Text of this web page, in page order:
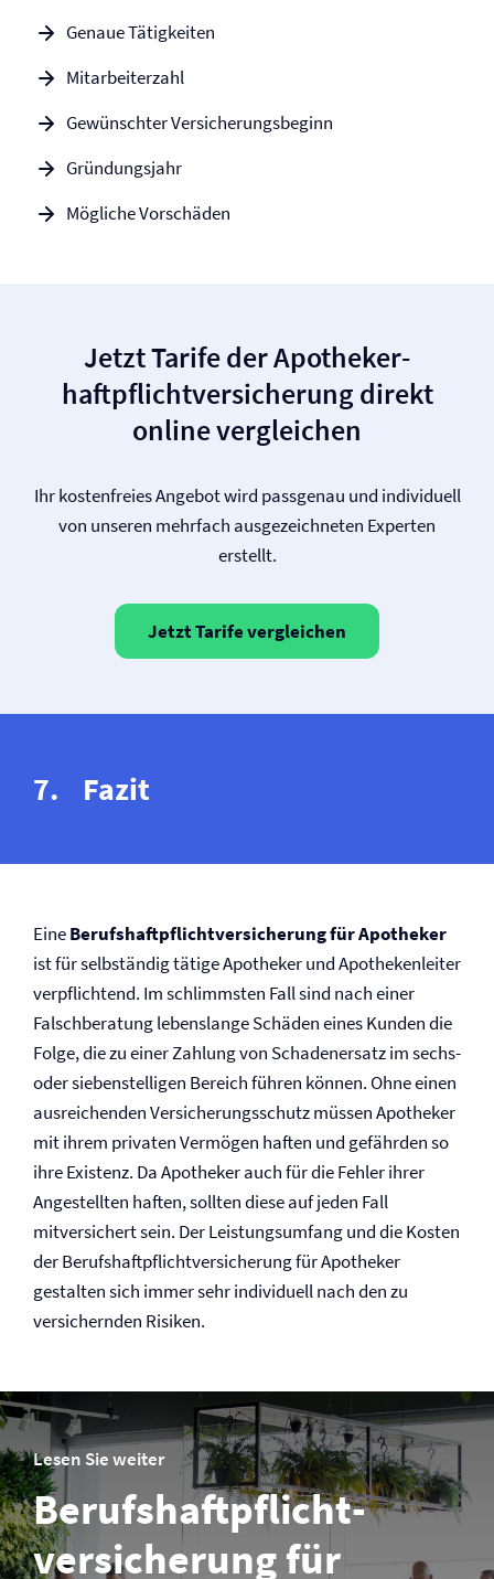
Genaue Tätigkeiten
Mitarbeiterzahl
Gewünschter Versicherungsbeginn
Gründungsjahr
Mögliche Vorschäden
Jetzt Tarife der Apotheker­
haftpflicht­versicherung direkt
online vergleichen
Ihr kostenfreies Angebot wird passgenau und individuell
von unseren mehrfach ausgezeichneten Experten
erstellt.
Jetzt Tarife vergleichen
Fazit
EineBerufs­haftpflicht­versicherung für Apotheker
ist für selbständig tätige Apotheker und Apothekenleiter
ver­pflichtend. Im schlimmsten Fall sind nach einer
Falschberatung lebenslange Schäden eines Kunden die
Folge, die zu einer Zahlung von Schadenersatz im sechs-
oder siebenstelligen Bereich führen können. Ohne einen
ausreichenden Versicherungsschutz müssen Apotheker
mit ihrem privaten Vermögen haften und gefährden so
ihre Existenz. Da Apotheker auch für die Fehler ihrer
Angestellten haften, sollten diese auf jeden Fall
mitversichert sein. Der Leistungsumfang und die Kosten
der Berufs­haftpflicht­versicherung für Apotheker
gestalten sich immer sehr individuell nach den zu
versichernden Risiken.
Lesen Sie weiter
Berufs­­haftpflicht­­
versicherung für